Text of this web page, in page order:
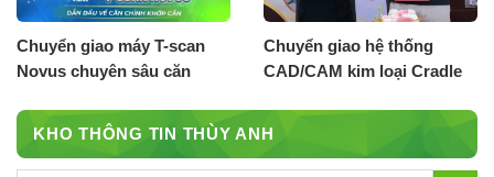
Chuyển giao máy T-scan
Novus chuyên sâu căn
khoa Thùy Anh
Chuyển giao hệ thống
CAD/CAM kim loại Cradle
KHO THÔNG TIN THÙY ANH